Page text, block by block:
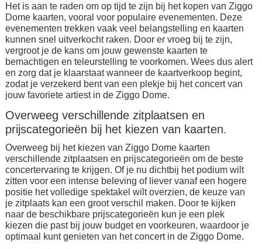
Het is aan te raden om op tijd te zijn bij het kopen van Ziggo
Dome kaarten, vooral voor populaire evenementen. Deze
evenementen trekken vaak veel belangstelling en kaarten
kunnen snel uitverkocht raken. Door er vroeg bij te zijn,
vergroot je de kans om jouw gewenste kaarten te
bemachtigen en teleurstelling te voorkomen. Wees dus alert
en zorg dat je klaarstaat wanneer de kaartverkoop begint,
zodat je verzekerd bent van een plekje bij het concert van
jouw favoriete artiest in de Ziggo Dome.
Overweeg verschillende zitplaatsen en
prijscategorieën bij het kiezen van kaarten.
Overweeg bij het kiezen van Ziggo Dome kaarten
verschillende zitplaatsen en prijscategorieën om de beste
concertervaring te krijgen. Of je nu dichtbij het podium wilt
zitten voor een intense beleving of liever vanaf een hogere
positie het volledige spektakel wilt overzien, de keuze van
je zitplaats kan een groot verschil maken. Door te kijken
naar de beschikbare prijscategorieën kun je een plek
kiezen die past bij jouw budget en voorkeuren, waardoor je
optimaal kunt genieten van het concert in de Ziggo Dome.